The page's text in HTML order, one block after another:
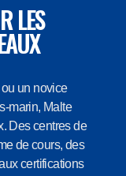
LES
un novice
marin, Malte
Des centres de
de cours, des
certifications